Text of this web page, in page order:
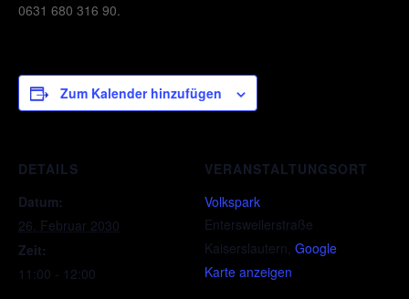
0631 680 316 90.
Zum Kalender hinzufügen
DETAILS
Datum:
26. Februar 2030
Zeit:
11:00 - 12:00
VERANSTALTUNGSORT
Volkspark
Entersweilerstraße
Kaiserslautern, Google
Karte anzeigen